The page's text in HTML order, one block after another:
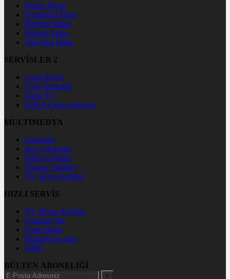
Futbol İddaa
Basketbol İddaa
Hentbol İddaa
Bilardo İddaa
Voleybol İddaa
SERVİSLER 2
Canlı Borsa
Canlı Sonuçlar
Canlı TV
Futbol Canlı Sonuçlar
MULTİMEDYA
Gazeteler
Hava Durumu
Haber Gönder
Namaz Vakitleri
TV Yayın Akışları
HIZLI SERVİS
TV Yayın Akışları
Yazarlar Site
Tenis İddaa
Basketbol Canlı
AMP
BÜLTEN ABONELİĞİ
+